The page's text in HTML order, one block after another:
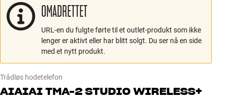
Hodetelefon
Surround
TV
Systemer
OMADRETTET
URL-en du fulgte førte til et outlet-produkt som ikke
lenger er aktivt eller har blitt solgt. Du ser nå en side
med et nytt produkt.
Trådløs hodetelefon
AIAIAITMA-2 STUDIO WIRELESS+